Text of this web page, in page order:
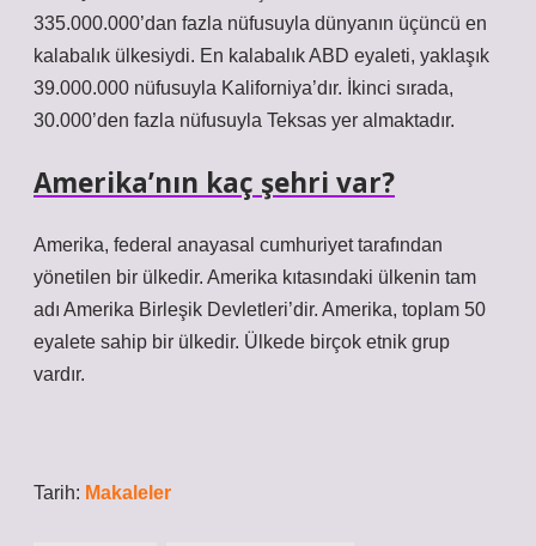
335.000.000’dan fazla nüfusuyla dünyanın üçüncü en
kalabalık ülkesiydi. En kalabalık ABD eyaleti, yaklaşık
39.000.000 nüfusuyla Kaliforniya’dır. İkinci sırada,
30.000’den fazla nüfusuyla Teksas yer almaktadır.
Amerika’nın kaç şehri var?
Amerika, federal anayasal cumhuriyet tarafından
yönetilen bir ülkedir. Amerika kıtasındaki ülkenin tam
adı Amerika Birleşik Devletleri’dir. Amerika, toplam 50
eyalete sahip bir ülkedir. Ülkede birçok etnik grup
vardır.
Tarih: Makaleler